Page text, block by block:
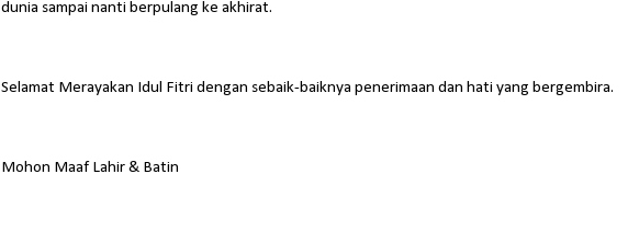
dunia sampai nanti berpulang ke akhirat.
Selamat Merayakan Idul Fitri dengan sebaik-baiknya penerimaan dan hati yang bergembira.
Mohon Maaf Lahir & Batin